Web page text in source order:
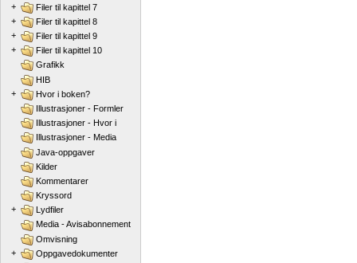
+
Filer til kapittel 7
+
Filer til kapittel 8
+
Filer til kapittel 9
+
Filer til kapittel 10
Grafikk
HIB
+
Hvor i boken?
Illustrasjoner - Formler
Illustrasjoner - Hvor i
Illustrasjoner - Media
Java-oppgaver
Kilder
Kommentarer
Kryssord
+
Lydfiler
Media - Avisabonnement
Omvisning
+
Oppgavedokumenter